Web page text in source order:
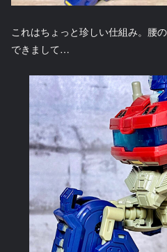
これはちょっと珍しい仕組み。腰
できまして…